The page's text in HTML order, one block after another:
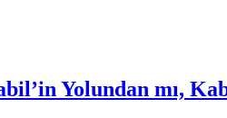
Yolundan mı,